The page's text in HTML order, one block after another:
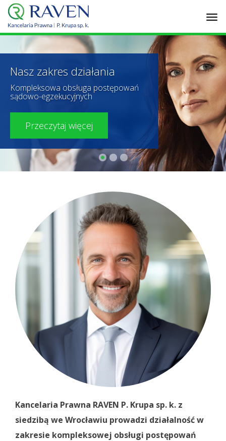
Nasz zakres działania
Kompleksowa obsługa postępowań
sądowo-egzekucyjnych
Przeczytaj więcej
Kancelaria Prawna RAVEN P. Krupa sp. k. z
siedzibą we Wrocławiu prowadzi działalność w
zakresie kompleksowej obsługi postępowań